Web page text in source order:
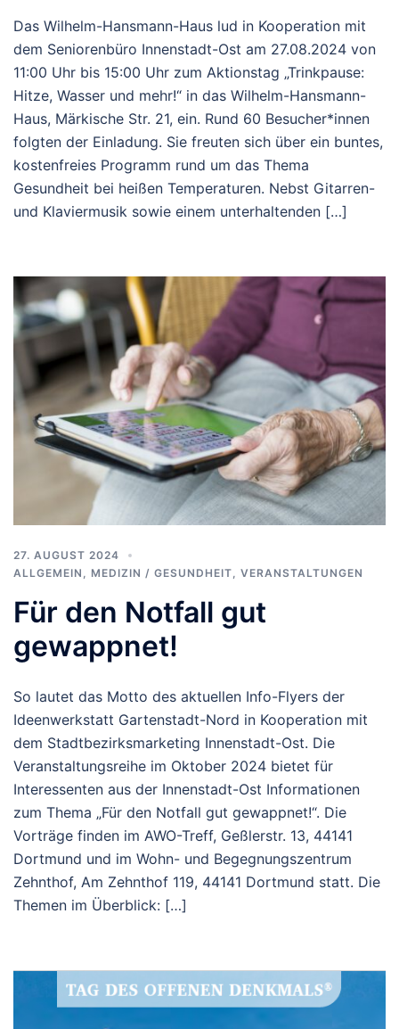
Das Wilhelm-Hansmann-Haus lud in Kooperation mit
dem Seniorenbüro Innenstadt-Ost am 27.08.2024 von
11:00 Uhr bis 15:00 Uhr zum Aktionstag „Trinkpause:
Hitze, Wasser und mehr!“ in das Wilhelm-Hansmann-
Haus, Märkische Str. 21, ein. Rund 60 Besucher*innen
folgten der Einladung. Sie freuten sich über ein buntes,
kostenfreies Programm rund um das Thema
Gesundheit bei heißen Temperaturen. Nebst Gitarren-
und Klaviermusik sowie einem unterhaltenden […]
27. AUGUST 2024
ALLGEMEIN
MEDIZIN / GESUNDHEIT VERANSTALTUNGEN
Für den Notfall gut
gewappnet!
So lautet das Motto des aktuellen Info-Flyers der
Ideenwerkstatt Gartenstadt-Nord in Kooperation mit
dem Stadtbezirksmarketing Innenstadt-Ost. Die
Veranstaltungsreihe im Oktober 2024 bietet für
Interessenten aus der Innenstadt-Ost Informationen
zum Thema „Für den Notfall gut gewappnet!“. Die
Vorträge finden im AWO-Treff, Geßlerstr. 13, 44141
Dortmund und im Wohn- und Begegnungszentrum
Zehnthof, Am Zehnthof 119, 44141 Dortmund statt. Die
Themen im Überblick: […]